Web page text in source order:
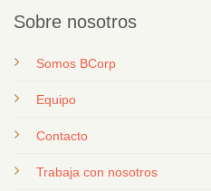
Sobre nosotros
Somos BCorp
Equipo
Contacto
Trabaja con nosotros